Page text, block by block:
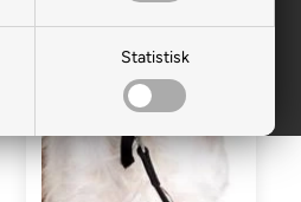
Statistisk